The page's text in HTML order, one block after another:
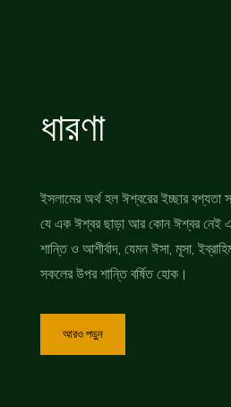
ধারণা
ইসলামের অর্থ হল ঈশ্বরের ইচ্ছার বশ্যতা
যে এক ঈশ্বর ছাড়া আর কোন ঈশ্বর নেই
শান্তি ও আশীর্বাদ, যেমন ঈসা, মূসা,
সকলের উপর শান্তি বর্ষিত হোক।
আরও পড়ুন